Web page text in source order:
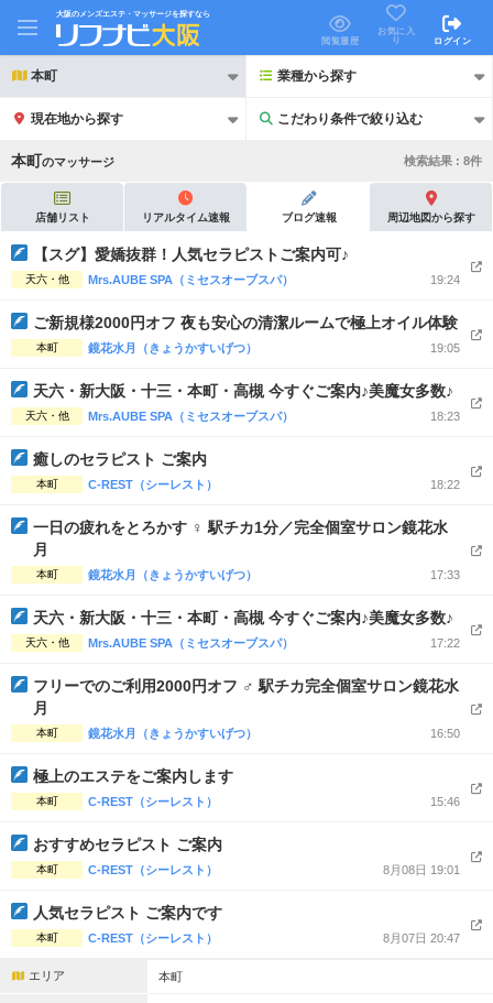
大阪のメンズエステ・マッサージを探すなら
閲覧履歴
お気に入
り
ログイン
本町 業種から探す
現在地から探す こだわり条件で絞り込む
こだわり条件で絞り込む
21時以降も受付 24時以降も受付
初回割引あり リピーター割引あり
キャッシュレス決済OK 領収証発行可
2名様歓迎
ペアルームあり
フットバスあり
専用駐車場あり 有資格者在籍
スタッフ指名可
こだわり条件を変更
本町のマッサージ 検索結果 : 8件
店舗リスト リアルタイム速報 ブログ速報 周辺地図から探す
【スグ】愛嬌抜群！人気セラピストご案内可♪
天六・他 Mrs.AUBE SPA（ミセスオーブスパ） 19:24
ご新規様2000円オフ 夜も安心の清潔ルームで極上オイル体験
本町 鏡花水月（きょうかすいげつ） 19:05
天六・新大阪・十三・本町・高槻 今すぐご案内♪美魔女多数♪
天六・他 Mrs.AUBE SPA（ミセスオーブスパ） 18:23
癒しのセラピスト ご案内
本町 C-REST（シーレスト） 18:22
一日の疲れをとろかす ♀ 駅チカ1分／完全個室サロン鏡花水
月
本町 鏡花水月（きょうかすいげつ） 17:33
天六・新大阪・十三・本町・高槻 今すぐご案内♪美魔女多数♪
天六・他 Mrs.AUBE SPA（ミセスオーブスパ） 17:22
フリーでのご利用2000円オフ ♂ 駅チカ完全個室サロン鏡花水
月
本町 鏡花水月（きょうかすいげつ） 16:50
極上のエステをご案内します
本町 C-REST（シーレスト） 15:46
おすすめセラピスト ご案内
本町 C-REST（シーレスト） 8月08日 19:01
人気セラピスト ご案内です
本町 C-REST（シーレスト） 8月07日 20:47
エリア 本町